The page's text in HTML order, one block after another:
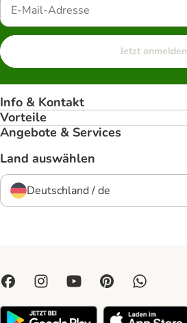
Jetzt anmelden
Info & Kontakt
Vorteile
Angebote & Services
Land auswählen
Deutschland / de